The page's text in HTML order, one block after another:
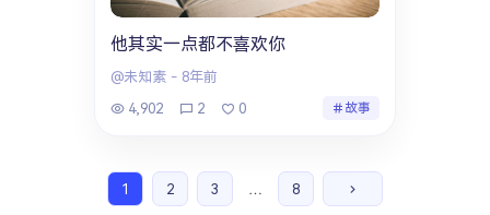
他其实一点都不喜欢你
@未知素 - 8年前
4,902
2 0 故事
1 2 3 … 8